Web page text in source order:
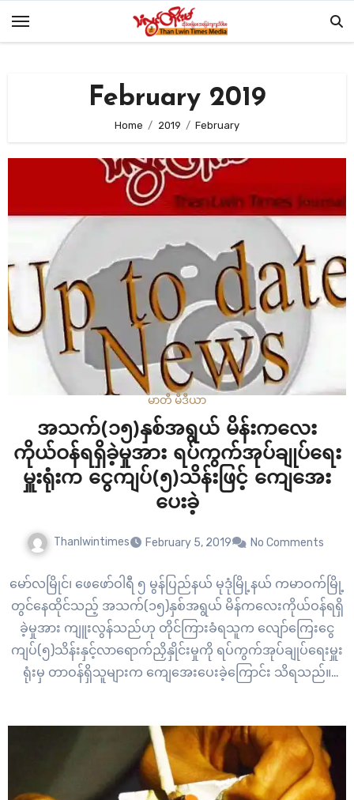
February 2019
Home 2019 February
မာတီ မီဒီယာ
အသက်(၁၅)နှစ်အရွယ် မိန်းကလေး
ကိုယ်ဝန်ရရှိခဲ့မှုအား ရပ်ကွက်အုပ်ချုပ်ရေး
မှူးရုံးက ငွေကျပ်(၅)သိန်းဖြင့် ကျေအေး
ပေးခဲ့
Thanlwintimes February 5, 2019 No Comments
မော်လမြိုင်၊ ဖေဖော်ဝါရီ ၅ မွန်ပြည်နယ် မုဒုံမြို့နယ် ကမာဝက်မြို့
တွင်နေထိုင်သည့် အသက်(၁၅)နှစ်အရွယ် မိန်ကလေးကိုယ်ဝန်ရရှိ
ခဲ့မှုအား ကျူးလွန်သည်ဟု တိုင်ကြားခံရသူက လျော်ကြေးငွေ
ကျပ်(၅)သိန်းနှင့်လာရောက်ညှိနှိုင်းမှုကို ရပ်ကွက်အုပ်ချုပ်ရေးမှူး
ရုံးမှ တာဝန်ရှိသူများက ကျေအေးပေးခဲ့ကြောင်း သိရသည်။
ရာမှ မိန်းကလေးဘက်မှ ကိုယ်ဝန် ၅လ ရရှိချိန်တွင် ကိုမျိုးအောင်
မှတာဝန်မယူလိုသည့်အတွက် မိန်းကလေး၏အဖွားက…